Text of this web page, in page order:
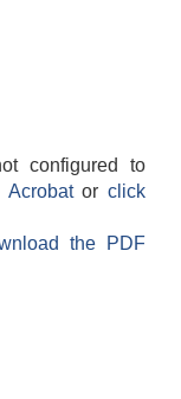
configured to
Acrobatorclick
the PDF